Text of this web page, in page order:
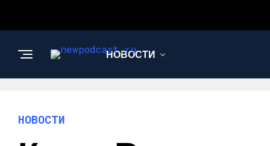
НОВОСТИ
НОВОСТИ